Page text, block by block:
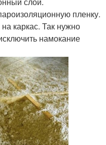
пленку.
каркас. Так нужно
намокание